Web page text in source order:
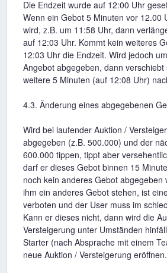
Die Endzeit wurde auf 12:00 Uhr
Wenn ein Gebot 5 Minuten vor 12.00
wird, z.B. um 11:58 Uhr, dann
auf 12:03 Uhr. Kommt kein weiteres
12:03 Uhr die Endzeit. Wird jedoch
Angebot abgegeben, dann verschiebt
weitere 5 Minuten (auf 12:08 Uhr)
4.3. Änderung eines abgegebenen
Wird bei laufender Auktion /
abgegeben (z.B. 500.000) und der
600.000 tippen, tippt aber
darf er dieses Gebot binnen 15
noch kein anderes Gebot abgegeben
ihm ein anderes Gebot stehen, ist
verboten und der User muss im
Kann er dieses nicht, dann wird die
Versteigerung unter Umständen
Starter (nach Absprache mit einem
neue Auktion / Versteigerung eröffnen.